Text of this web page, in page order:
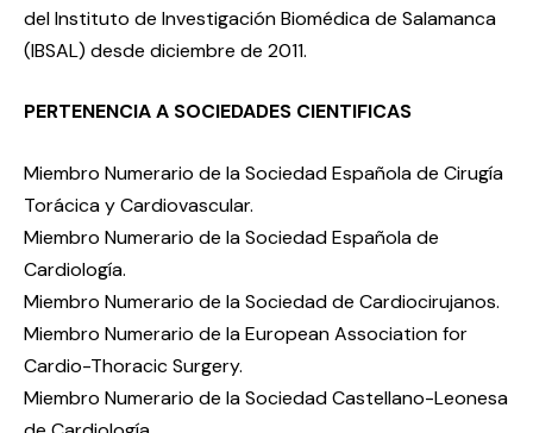
del Instituto de Investigación Biomédica de Salamanca
(IBSAL) desde diciembre de 2011.
PERTENENCIA A SOCIEDADES CIENTIFICAS
Miembro Numerario de la Sociedad Española de Cirugía
Torácica y Cardiovascular.
Miembro Numerario de la Sociedad Española de
Cardiología.
Miembro Numerario de la Sociedad de Cardiocirujanos.
Miembro Numerario de la European Association for
Cardio-Thoracic Surgery.
Miembro Numerario de la Sociedad Castellano-Leonesa